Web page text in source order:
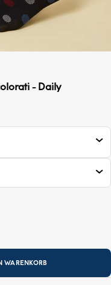
- Daily
WARENKORB